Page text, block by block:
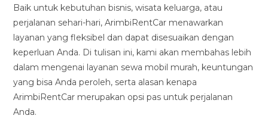
Baik untuk kebutuhan bisnis, wisata keluarga, atau
perjalanan sehari-hari, ArimbiRentCar menawarkan
layanan yang fleksibel dan dapat disesuaikan dengan
keperluan Anda. Di tulisan ini, kami akan membahas lebih
dalam mengenai layanan sewa mobil murah, keuntungan
yang bisa Anda peroleh, serta alasan kenapa
ArimbiRentCar merupakan opsi pas untuk perjalanan
Anda.